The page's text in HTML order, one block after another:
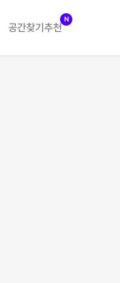
공간찾기 추천
N